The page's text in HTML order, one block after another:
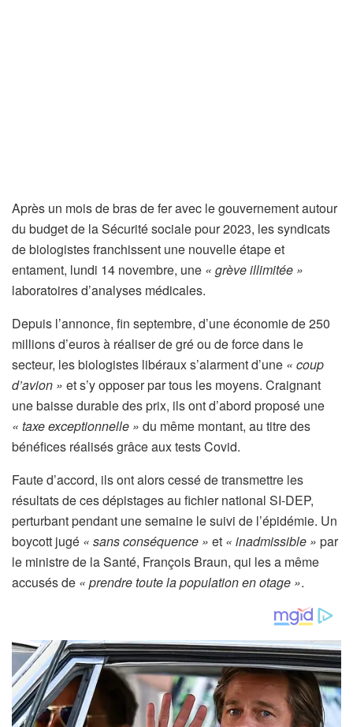
Après un mois de bras de fer avec le gouvernement autour
du budget de la Sécurité sociale pour 2023, les syndicats
de biologistes franchissent une nouvelle étape et
entament, lundi 14 novembre, une « grève illimitée »
laboratoires d’analyses médicales.
Depuis l’annonce, fin septembre, d’une économie de 250
millions d’euros à réaliser de gré ou de force dans le
secteur, les biologistes libéraux s’alarment d’une « coup
d’avion » et s’y opposer par tous les moyens. Craignant
une baisse durable des prix, ils ont d’abord proposé une
« taxe exceptionnelle » du même montant, au titre des
bénéfices réalisés grâce aux tests Covid.
Faute d’accord, ils ont alors cessé de transmettre les
résultats de ces dépistages au fichier national SI-DEP,
perturbant pendant une semaine le suivi de l’épidémie. Un
boycott jugé « sans conséquence » et « inadmissible » par
le ministre de la Santé, François Braun, qui les a même
accusés de « prendre toute la population en otage ».